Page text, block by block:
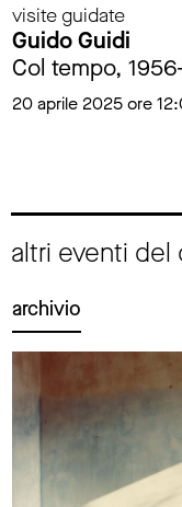
visite guidate
Guido Guidi
Col tempo,
20 aprile 2025 ore
altri eventi del
archivio